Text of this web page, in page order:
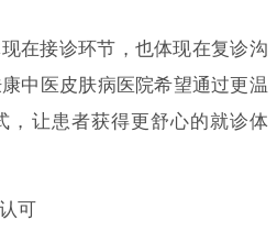
在接诊环节，也体现在复诊沟
中医皮肤病医院希望通过更温
，让患者获得更舒心的就诊体
可